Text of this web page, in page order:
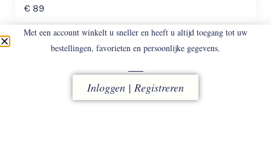
€ 89
Met een account winkelt u sneller en heeft u altijd toegang tot uw
bestellingen, favorieten en persoonlijke gegevens.
Inloggen | Registreren